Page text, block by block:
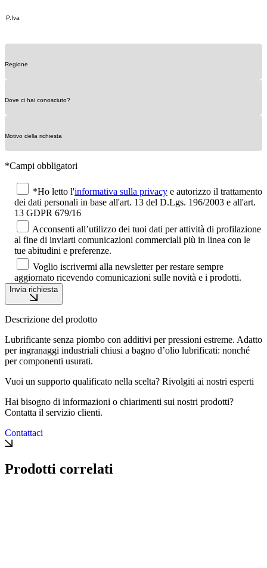
*Campi obbligatori
*Ho letto l'informativa sulla privacy e autorizzo il trattamento
dei dati personali in base all'art. 13 del D.Lgs. 196/2003 e all'art.
13 GDPR 679/16
Acconsenti all’utilizzo dei tuoi dati per attività di profilazione
al fine di inviarti comunicazioni commerciali più in linea con le
tue abitudini e preferenze.
Voglio iscrivermi alla newsletter per restare sempre
aggiornato ricevendo comunicazioni sulle novità e i prodotti.
Invia richiesta
Descrizione del prodotto
Lubrificante senza piombo con additivi per pressioni estreme. Adatto
per ingranaggi industriali chiusi a bagno d’olio lubrificati: nonché
per componenti usurati.
Vuoi un supporto qualificato nella scelta? Rivolgiti ai nostri esperti
Hai bisogno di informazioni o chiarimenti sui nostri prodotti?
Contatta il servizio clienti.
Contattaci
Prodotti correlati